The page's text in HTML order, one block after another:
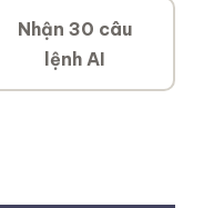
Nhận 30 câu
lệnh AI